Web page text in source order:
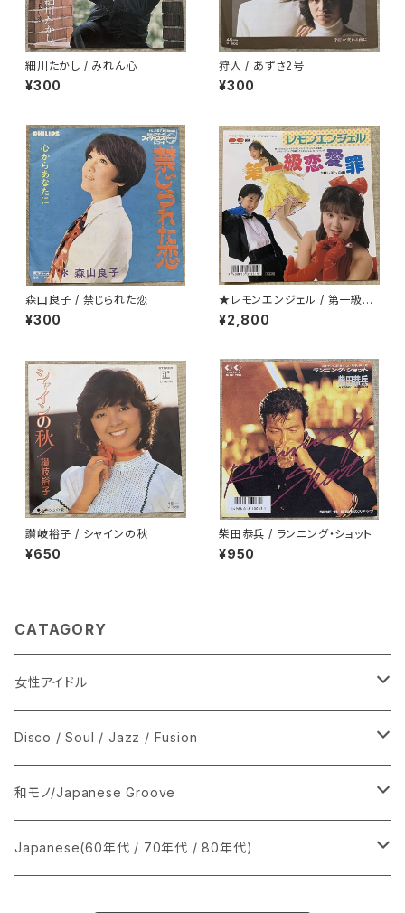
細川たかし / みれん心
¥300
狩人 / あずさ2号
¥300
森山良子 / 禁じられた恋
¥300
★レモンエンジェル / 第一級恋
愛罪
¥2,800
讃岐裕子 / シャインの秋
¥650
柴田恭兵 / ランニング・ショット
¥950
CATAGORY
女性アイドル
シングル盤
あ行
か行
LP
CD
Disco / Soul / Jazz / Fusion
シングル盤
A
12インチ・シングル
和モノ/Japanese Groove
シングル盤
Japanese(60年代 / 70年代 / 80年代)